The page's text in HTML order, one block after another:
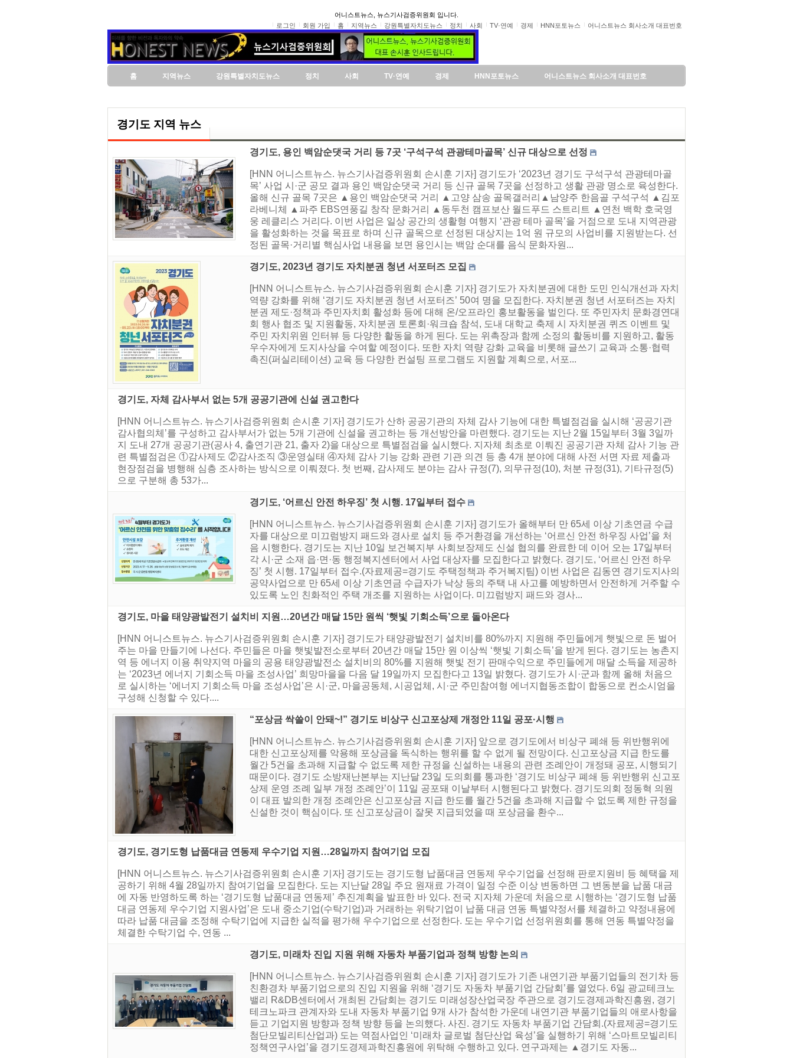
어니스트뉴스, 뉴스기사검증위원회 입니다.
로그인
회원 가입 홈 지역뉴스 강원특별자치도뉴스 정치 사회 TV·연예 경제 HNN포토뉴스 어니스트뉴스 회사소개 대표번호
홈 지역뉴스 강원특별자치도뉴스 정치 사회 TV·연예 경제 HNN포토뉴스 어니스트뉴스 회사소개 대표번호
경기도 지역 뉴스
경기도, 용인 백암순댓국 거리 등 7곳 ‘구석구석 관광테마골목’ 신규 대상으로 선정
[HNN 어니스트뉴스. 뉴스기사검증위원회 손시훈 기자] 경기도가 ‘2023년 경기도 구석구석 관광테마골
목’ 사업 시·군 공모 결과 용인 백암순댓국 거리 등 신규 골목 7곳을 선정하고 생활 관광 명소로 육성한다.
올해 신규 골목 7곳은 ▲용인 백암순댓국 거리 ▲고양 삼송 골목갤러리▲남양주 한음골 구석구석 ▲김포
라베니체 ▲파주 EBS연풍길 창작 문화거리 ▲동두천 캠프보산 월드푸드 스트리트 ▲연천 백학 호국영
웅 레클리스 거리다. 이번 사업은 일상 공간의 생활형 여행지 ‘관광 테마 골목’을 거점으로 도내 지역관광
을 활성화하는 것을 목표로 하며 신규 골목으로 선정된 대상지는 1억 원 규모의 사업비를 지원받는다. 선
정된 골목·거리별 핵심사업 내용을 보면 용인시는 백암 순대를 음식 문화자원...
경기도, 2023년 경기도 자치분권 청년 서포터즈 모집
[HNN 어니스트뉴스. 뉴스기사검증위원회 손시훈 기자] 경기도가 자치분권에 대한 도민 인식개선과 자치
역량 강화를 위해 ‘경기도 자치분권 청년 서포터즈’ 50여 명을 모집한다. 자치분권 청년 서포터즈는 자치
분권 제도·정책과 주민자치회 활성화 등에 대해 온/오프라인 홍보활동을 벌인다. 또 주민자치 문화경연대
회 행사 협조 및 지원활동, 자치분권 토론회·워크숍 참석, 도내 대학교 축제 시 자치분권 퀴즈 이벤트 및
주민 자치위원 인터뷰 등 다양한 활동을 하게 된다. 도는 위촉장과 함께 소정의 활동비를 지원하고, 활동
우수자에게 도지사상을 수여할 예정이다. 또한 자치 역량 강화 교육을 비롯해 글쓰기 교육과 소통·협력
촉진(퍼실리테이션) 교육 등 다양한 컨설팅 프로그램도 지원할 계획으로, 서포...
경기도, 자체 감사부서 없는 5개 공공기관에 신설 권고한다
[HNN 어니스트뉴스. 뉴스기사검증위원회 손시훈 기자] 경기도가 산하 공공기관의 자체 감사 기능에 대한 특별점검을 실시해 ‘공공기관
감사협의체’를 구성하고 감사부서가 없는 5개 기관에 신설을 권고하는 등 개선방안을 마련했다. 경기도는 지난 2월 15일부터 3월 3일까
지 도내 27개 공공기관(공사 4, 출연기관 21, 출자 2)을 대상으로 특별점검을 실시했다. 지자체 최초로 이뤄진 공공기관 자체 감사 기능 관
련 특별점검은 ①감사제도 ②감사조직 ③운영실태 ④자체 감사 기능 강화 관련 기관 의견 등 총 4개 분야에 대해 사전 서면 자료 제출과
현장점검을 병행해 심층 조사하는 방식으로 이뤄졌다. 첫 번째, 감사제도 분야는 감사 규정(7), 의무규정(10), 처분 규정(31), 기타규정(5)
으로 구분해 총 53가...
경기도, ‘어르신 안전 하우징’ 첫 시행. 17일부터 접수
[HNN 어니스트뉴스. 뉴스기사검증위원회 손시훈 기자] 경기도가 올해부터 만 65세 이상 기초연금 수급
자를 대상으로 미끄럼방지 패드와 경사로 설치 등 주거환경을 개선하는 ‘어르신 안전 하우징 사업’을 처
음 시행한다. 경기도는 지난 10일 보건복지부 사회보장제도 신설 협의를 완료한 데 이어 오는 17일부터
각 시·군 소재 읍·면·동 행정복지센터에서 사업 대상자를 모집한다고 밝혔다. 경기도, ‘어르신 안전 하우
징’ 첫 시행. 17일부터 접수.(자료제공=경기도 주택정책과 주거복지팀) 이번 사업은 김동연 경기도지사의
공약사업으로 만 65세 이상 기초연금 수급자가 낙상 등의 주택 내 사고를 예방하면서 안전하게 거주할 수
있도록 노인 친화적인 주택 개조를 지원하는 사업이다. 미끄럼방지 패드와 경사...
경기도, 마을 태양광발전기 설치비 지원…20년간 매달 15만 원씩 ‘햇빛 기회소득’으로 돌아온다
[HNN 어니스트뉴스. 뉴스기사검증위원회 손시훈 기자] 경기도가 태양광발전기 설치비를 80%까지 지원해 주민들에게 햇빛으로 돈 벌어
주는 마을 만들기에 나선다. 주민들은 마을 햇빛발전소로부터 20년간 매달 15만 원 이상씩 ‘햇빛 기회소득’을 받게 된다. 경기도는 농촌지
역 등 에너지 이용 취약지역 마을의 공용 태양광발전소 설치비의 80%를 지원해 햇빛 전기 판매수익으로 주민들에게 매달 소득을 제공하
는 ‘2023년 에너지 기회소득 마을 조성사업’ 희망마을을 다음 달 19일까지 모집한다고 13일 밝혔다. 경기도가 시·군과 함께 올해 처음으
로 실시하는 ‘에너지 기회소득 마을 조성사업’은 시·군, 마을공동체, 시공업체, 시·군 주민참여형 에너지협동조합이 합동으로 컨소시엄을
구성해 신청할 수 있다....
“포상금 싹쓸이 안돼~!” 경기도 비상구 신고포상제 개정안 11일 공포·시행
[HNN 어니스트뉴스. 뉴스기사검증위원회 손시훈 기자] 앞으로 경기도에서 비상구 폐쇄 등 위반행위에
대한 신고포상제를 악용해 포상금을 독식하는 행위를 할 수 없게 될 전망이다. 신고포상금 지급 한도를
월간 5건을 초과해 지급할 수 없도록 제한 규정을 신설하는 내용의 관련 조례안이 개정돼 공포, 시행되기
때문이다. 경기도 소방재난본부는 지난달 23일 도의회를 통과한 ‘경기도 비상구 폐쇄 등 위반행위 신고포
상제 운영 조례 일부 개정 조례안’이 11일 공포돼 이날부터 시행된다고 밝혔다. 경기도의회 정동혁 의원
이 대표 발의한 개정 조례안은 신고포상금 지급 한도를 월간 5건을 초과해 지급할 수 없도록 제한 규정을
신설한 것이 핵심이다. 또 신고포상금이 잘못 지급되었을 때 포상금을 환수...
경기도, 경기도형 납품대금 연동제 우수기업 지원…28일까지 참여기업 모집
[HNN 어니스트뉴스. 뉴스기사검증위원회 손시훈 기자] 경기도는 경기도형 납품대금 연동제 우수기업을 선정해 판로지원비 등 혜택을 제
공하기 위해 4월 28일까지 참여기업을 모집한다. 도는 지난달 28일 주요 원재료 가격이 일정 수준 이상 변동하면 그 변동분을 납품 대금
에 자동 반영하도록 하는 ‘경기도형 납품대금 연동제’ 추진계획을 발표한 바 있다. 전국 지자체 가운데 처음으로 시행하는 ‘경기도형 납품
대금 연동제 우수기업 지원사업’은 도내 중소기업(수탁기업)과 거래하는 위탁기업이 납품 대금 연동 특별약정서를 체결하고 약정내용에
따라 납품 대금을 조정해 수탁기업에 지급한 실적을 평가해 우수기업으로 선정한다. 도는 우수기업 선정위원회를 통해 연동 특별약정을
체결한 수탁기업 수, 연동 ...
경기도, 미래차 진입 지원 위해 자동차 부품기업과 정책 방향 논의
[HNN 어니스트뉴스. 뉴스기사검증위원회 손시훈 기자] 경기도가 기존 내연기관 부품기업들의 전기차 등
친환경차 부품기업으로의 진입 지원을 위해 ‘경기도 자동차 부품기업 간담회’를 열었다. 6일 광교테크노
밸리 R&DB센터에서 개최된 간담회는 경기도 미래성장산업국장 주관으로 경기도경제과학진흥원, 경기
테크노파크 관계자와 도내 자동차 부품기업 9개 사가 참석한 가운데 내연기관 부품기업들의 애로사항을
듣고 기업지원 방향과 정책 방향 등을 논의했다. 사진. 경기도 자동차 부품기업 간담회.(자료제공=경기도
첨단모빌리티산업과) 도는 역점사업인 ‘미래차 글로벌 첨단산업 육성’을 실행하기 위해 ‘스마트모빌리티
정책연구사업’을 경기도경제과학진흥원에 위탁해 수행하고 있다. 연구과제는 ▲경기도 자동...